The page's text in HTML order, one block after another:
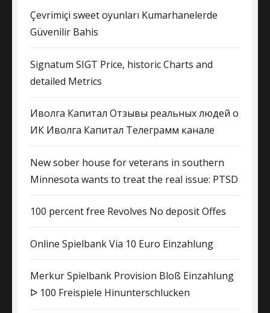
Çevrimiçi sweet oyunları Kumarhanelerde
Güvenilir Bahis
Signatum SIGT Price, historic Charts and
detailed Metrics
Иволга Капитал Отзывы реальных людей о
ИК Иволга Капитал Телеграмм канале
New sober house for veterans in southern
Minnesota wants to treat the real issue: PTSD
100 percent free Revolves No deposit Offes
Online Spielbank Via 10 Euro Einzahlung
Merkur Spielbank Provision Bloß Einzahlung
ᐅ 100 Freispiele Hinunterschlucken